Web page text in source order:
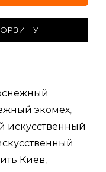
экомех,
искусственный
Киев,